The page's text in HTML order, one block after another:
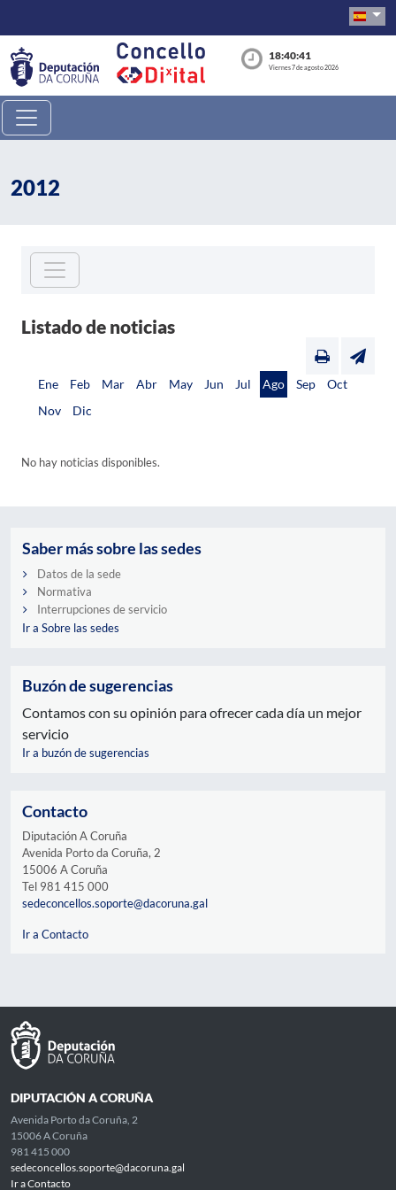
18:40:41
Viernes 7 de agosto 2026
2012
Listado de noticias
Ene Feb Mar Abr May Jun Jul Ago Sep
Oct
Nov
Dic
No hay noticias disponibles.
Saber más sobre las sedes
Datos de la sede
Normativa
Interrupciones de servicio
Ir a Sobre las sedes
Buzón de sugerencias
Contamos con su opinión para ofrecer cada día un mejor
servicio
Ir a buzón de sugerencias
Contacto
Diputación A Coruña
Avenida Porto da Coruña, 2
15006 A Coruña
Tel 981 415 000
sedeconcellos.soporte@dacoruna.gal
Ir a Contacto
DIPUTACIÓN A CORUÑA
Avenida Porto da Coruña, 2
15006 A Coruña
981 415 000
sedeconcellos.soporte@dacoruna.gal
Ir a Contacto